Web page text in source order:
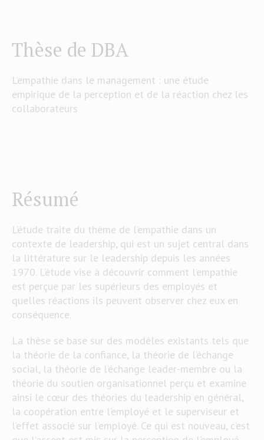
Thèse de DBA
L’empathie dans le management : une étude
empirique de la perception et de la réaction chez les
collaborateurs
Résumé
L’étude traite du thème de l’empathie dans un
contexte de leadership, qui est un sujet central dans
la littérature sur le leadership depuis les années
1970. L’étude vise à découvrir comment l’empathie
est perçue par les supérieurs des employés et
quelles réactions ils peuvent observer chez eux en
conséquence.
La thèse se base sur des modèles existants tels que
la théorie de la confiance, la théorie de l’échange
social, la théorie de l’échange leader-membre ou la
théorie du soutien organisationnel perçu et examine
ainsi le cœur des théories du leadership en général,
la coopération entre l’employé et le superviseur et
l’effet associé sur l’employé. Ce qui est nouveau, c’est